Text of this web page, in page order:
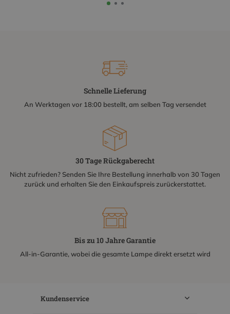
Schnelle Lieferung
An Werktagen vor 18:00 bestellt, am selben Tag versendet
30 Tage Rückgaberecht
Nicht zufrieden? Senden Sie Ihre Bestellung innerhalb von 30 Tagen
zurück und erhalten Sie den Einkaufspreis zurückerstattet.
Bis zu 10 Jahre Garantie
All-in-Garantie, wobei die gesamte Lampe direkt ersetzt wird
Kundenservice